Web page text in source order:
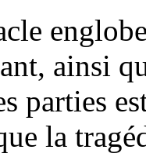
ainsi
parties
la